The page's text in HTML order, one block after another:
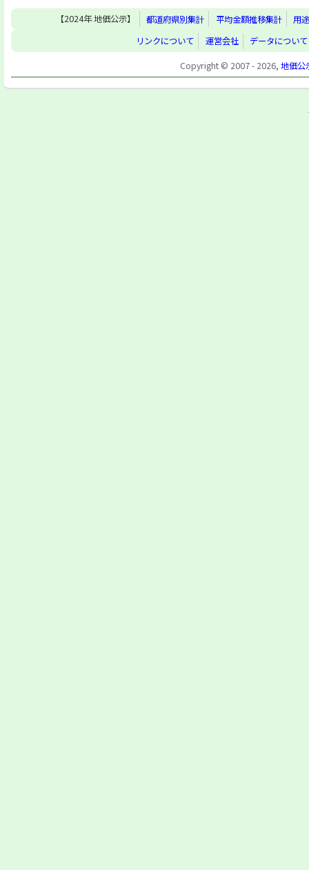
【2024年 地価公示】 都道府県別集計 平均金額推移集計
用
リンクについて
運営会社
データについて
Copyright © 2007 - 2026, 地価公